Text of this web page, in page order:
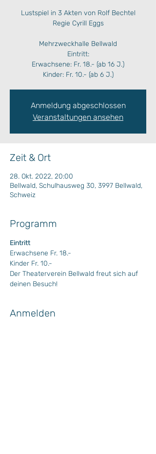
Lustspiel in 3 Akten von Rolf Bechtel
Regie Cyrill Eggs
Mehrzweckhalle Bellwald
Eintritt:
Erwachsene: Fr. 18.- (ab 16 J.)
Kinder: Fr. 10.- (ab 6 J.)
Anmeldung abgeschlossen
Veranstaltungen ansehen
Zeit & Ort
28. Okt. 2022, 20:00
Bellwald, Schulhausweg 30, 3997 Bellwald,
Schweiz
Programm
Eintritt
Erwachsene Fr. 18.-
Kinder Fr. 10.-
Der Theaterverein Bellwald freut sich auf
deinen Besuch!
Anmelden